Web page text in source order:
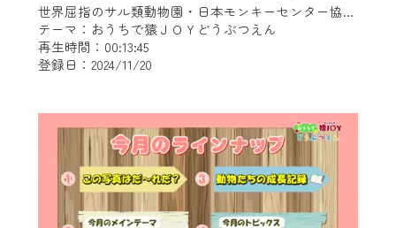
世界屈指のサル類動物園・日本モンキーセンター協力の親子で学べる動物番組。
テーマ：おうちで猿ＪＯＹどうぶつえん
再生時間：00:13:45
登録日：2024/11/20